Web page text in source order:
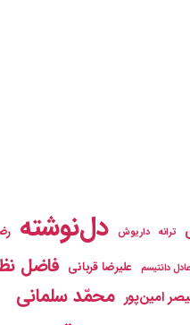
ترانه داریوش دل‌نوشته
عادل دانتیسم علیرضا قربانی فاضل
امین‌پور محمّد سلمانی